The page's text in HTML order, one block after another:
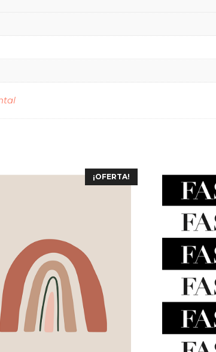
¡OFERTA!